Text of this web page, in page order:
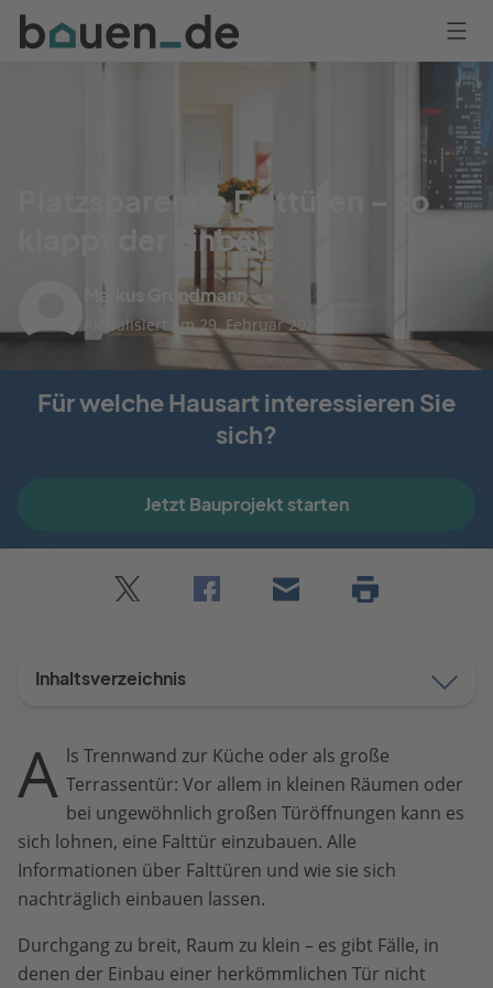
Bauen
Logo
Platzsparende Falttüren – so
klappt der Einbau
Markus Grundmann
Aktualisiert am 29. Februar 2024
Für welche Hausart interessieren Sie
sich?
Jetzt Bauprojekt starten
Inhaltsverzeichnis
A ls Trennwand zur Küche oder als große
Terrassentür: Vor allem in kleinen Räumen oder
bei ungewöhnlich großen Türöffnungen kann es
sich lohnen, eine Falttür einzubauen. Alle
Informationen über Falttüren und wie sie sich
nachträglich einbauen lassen.
Durchgang zu breit, Raum zu klein – es gibt Fälle, in
denen der Einbau einer herkömmlichen Tür nicht